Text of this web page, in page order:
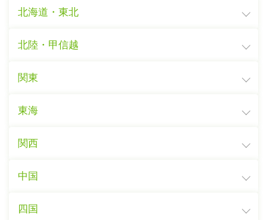
北海道・東北
北陸・甲信越
関東
東海
関西
中国
四国